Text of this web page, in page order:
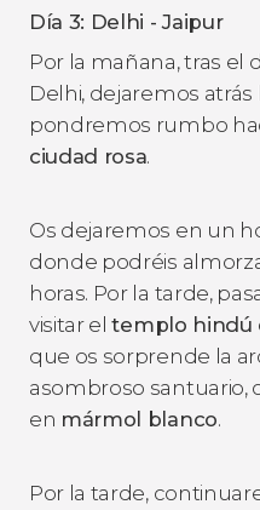
Día 3: Delhi - Jaipur
Por la mañana, tras el
Delhi, dejaremos atrás
pondremos rumbo
ciudad rosa.
Os dejaremos en un
donde podréis
horas. Por la tarde,
visitar eltemplo hindú
que os sorprende la
asombroso
en mármol blanco.
Por la tarde,